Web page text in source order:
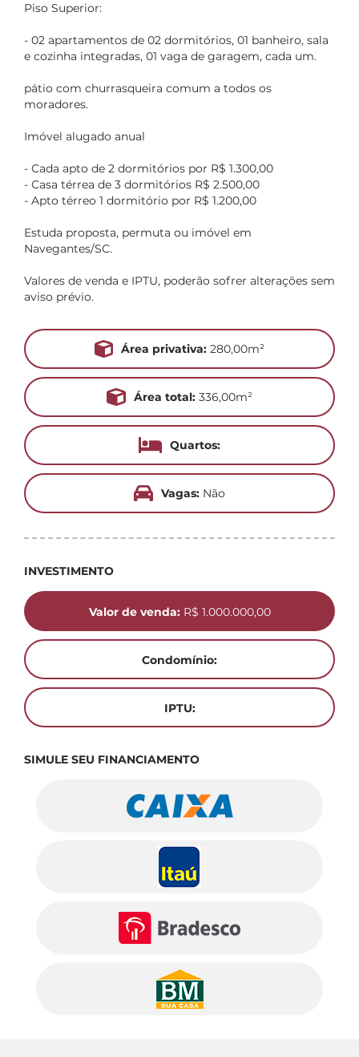
Piso Superior:
- 02 apartamentos de 02 dormitórios, 01 banheiro, sala
e cozinha integradas, 01 vaga de garagem, cada um.
pátio com churrasqueira comum a todos os
moradores.
Imóvel alugado anual
- Cada apto de 2 dormitórios por R$ 1.300,00
- Casa térrea de 3 dormitórios R$ 2.500,00
- Apto térreo 1 dormitório por R$ 1.200,00
Estuda proposta, permuta ou imóvel em
Navegantes/SC.
Valores de venda e IPTU, poderão sofrer alterações sem
aviso prévio.
Área privativa: 280,00m²
Área total:336,00m²
Quartos:
Vagas:Não
INVESTIMENTO
Valor de venda:R$ 1.000.000,00
Condomínio:
IPTU:
SIMULE SEU FINANCIAMENTO